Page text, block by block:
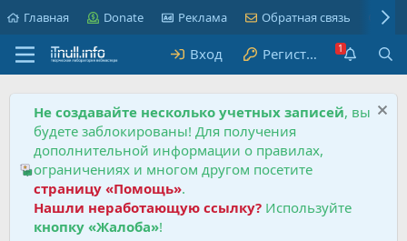
Главная Donate Реклама Обратная связь
Вход Регистрация
Не создавайте несколько учетных записей, вы
будете заблокированы! Для получения
дополнительной информации о правилах,
ограничениях и многом другом посетите
страницу «Помощь».
Нашли неработающую ссылку? Используйте
кнопку «Жалоба»!